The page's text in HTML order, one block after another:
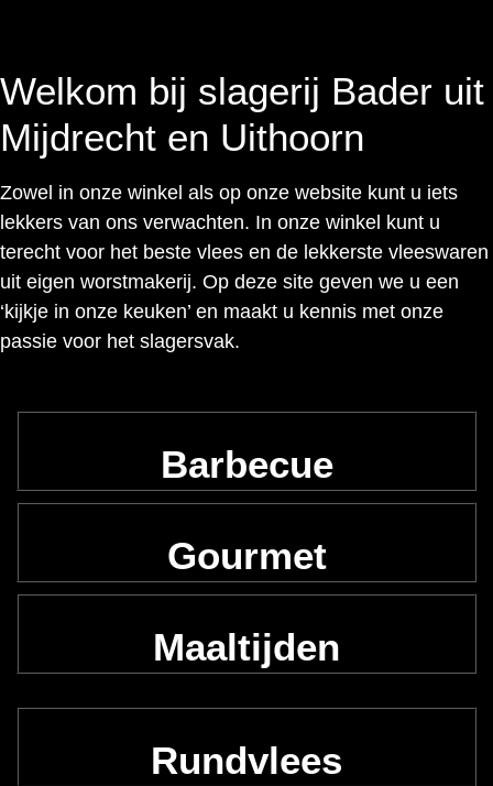
Welkom bij slagerij Bader uit
Mijdrecht en Uithoorn
Zowel in onze winkel als op onze website kunt u iets
lekkers van ons verwachten. In onze winkel kunt u
terecht voor het beste vlees en de lekkerste vleeswaren
uit eigen worstmakerij. Op deze site geven we u een
‘kijkje in onze keuken’ en maakt u kennis met onze
passie voor het slagersvak.
Barbecue
Gourmet
Maaltijden
Rundvlees